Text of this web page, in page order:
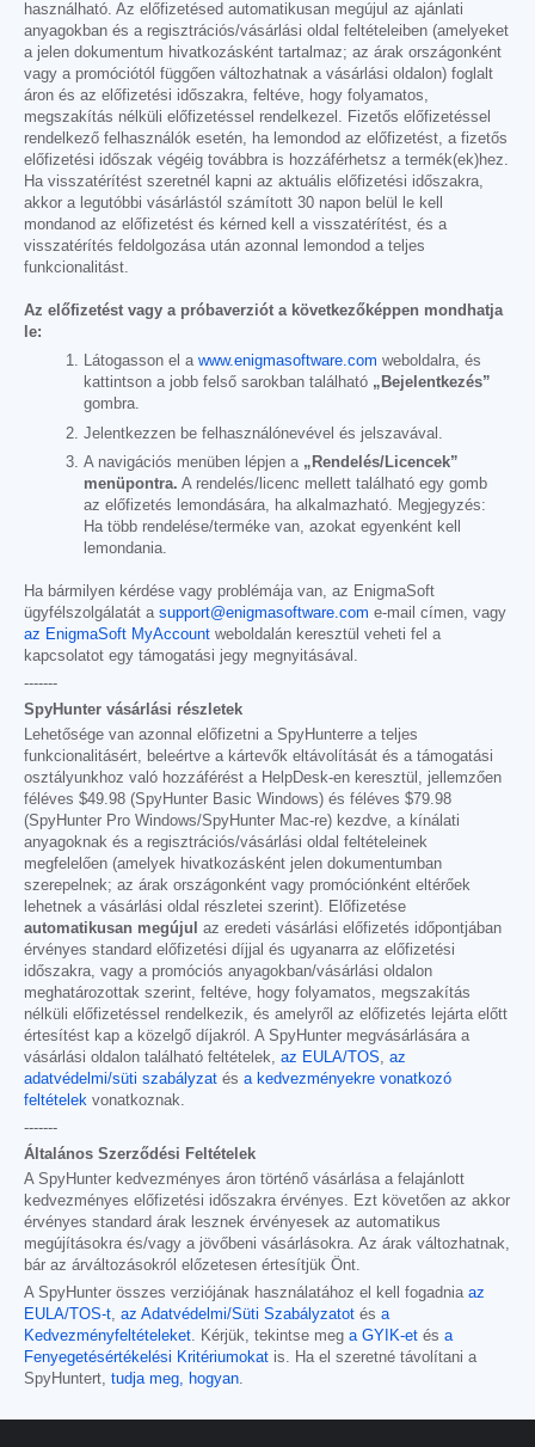
használható. Az előfizetésed automatikusan megújul az ajánlati
anyagokban és a regisztrációs/vásárlási oldal feltételeiben (amelyeket
a jelen dokumentum hivatkozásként tartalmaz; az árak országonként
vagy a promóciótól függően változhatnak a vásárlási oldalon) foglalt
áron és az előfizetési időszakra, feltéve, hogy folyamatos,
megszakítás nélküli előfizetéssel rendelkezel. Fizetős előfizetéssel
rendelkező felhasználók esetén, ha lemondod az előfizetést, a fizetős
előfizetési időszak végéig továbbra is hozzáférhetsz a termék(ek)hez.
Ha visszatérítést szeretnél kapni az aktuális előfizetési időszakra,
akkor a legutóbbi vásárlástól számított 30 napon belül le kell
mondanod az előfizetést és kérned kell a visszatérítést, és a
visszatérítés feldolgozása után azonnal lemondod a teljes
funkcionalitást.
Az előfizetést vagy a próbaverziót a következőképpen mondhatja
le:
Látogasson el a www.enigmasoftware.com weboldalra, és
kattintson a jobb felső sarokban található „Bejelentkezés”
gombra.
Jelentkezzen be felhasználónevével és jelszavával.
A navigációs menüben lépjen a „Rendelés/Licencek”
menüpontra. A rendelés/licenc mellett található egy gomb
az előfizetés lemondására, ha alkalmazható. Megjegyzés:
Ha több rendelése/terméke van, azokat egyenként kell
lemondania.
Ha bármilyen kérdése vagy problémája van, az EnigmaSoft
ügyfélszolgálatát a support@enigmasoftware.com e-mail címen, vagy
az EnigmaSoft MyAccount weboldalán keresztül veheti fel a
kapcsolatot egy támogatási jegy megnyitásával.
-------
SpyHunter vásárlási részletek
Lehetősége van azonnal előfizetni a SpyHunterre a teljes
funkcionalitásért, beleértve a kártevők eltávolítását és a támogatási
osztályunkhoz való hozzáférést a HelpDesk-en keresztül, jellemzően
féléves $49.98 (SpyHunter Basic Windows) és féléves $79.98
(SpyHunter Pro Windows/SpyHunter Mac-re) kezdve, a kínálati
anyagoknak és a regisztrációs/vásárlási oldal feltételeinek
megfelelően (amelyek hivatkozásként jelen dokumentumban
szerepelnek; az árak országonként vagy promóciónként eltérőek
lehetnek a vásárlási oldal részletei szerint). Előfizetése
automatikusan megújul
az eredeti vásárlási előfizetés időpontjában
érvényes standard előfizetési díjjal és ugyanarra az előfizetési
időszakra, vagy a promóciós anyagokban/vásárlási oldalon
meghatározottak szerint, feltéve, hogy folyamatos, megszakítás
nélküli előfizetéssel rendelkezik, és amelyről az előfizetés lejárta előtt
értesítést kap a közelgő díjakról. A SpyHunter megvásárlására a
vásárlási oldalon található feltételek, az EULA/TOS, az
adatvédelmi/süti szabályzat és a kedvezményekre vonatkozó
feltételek vonatkoznak.
-------
Általános Szerződési Feltételek
A SpyHunter kedvezményes áron történő vásárlása a felajánlott
kedvezményes előfizetési időszakra érvényes. Ezt követően az akkor
érvényes standard árak lesznek érvényesek az automatikus
megújításokra és/vagy a jövőbeni vásárlásokra. Az árak változhatnak,
bár az árváltozásokról előzetesen értesítjük Önt.
A SpyHunter összes verziójának használatához el kell fogadnia az
EULA/TOS-t, az Adatvédelmi/Süti Szabályzatot és a
Kedvezményfeltételeket. Kérjük, tekintse meg a GYIK-et és a
Fenyegetésértékelési Kritériumokat is. Ha el szeretné távolítani a
SpyHuntert, tudja meg, hogyan.